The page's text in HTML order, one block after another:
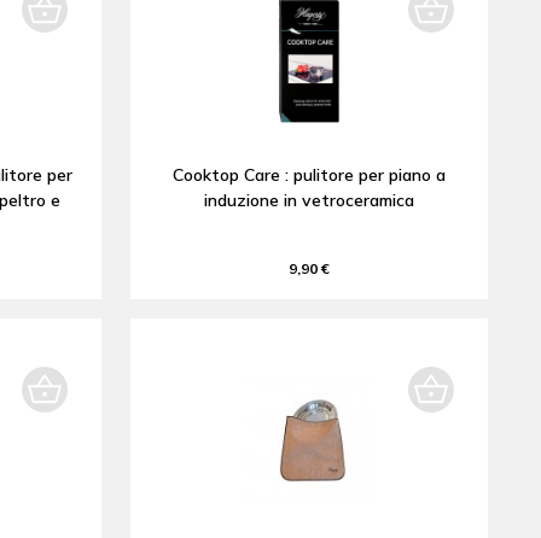
per
e
Cooktop Care : pulitore per piano a
induzione in vetroceramica
9,90 €